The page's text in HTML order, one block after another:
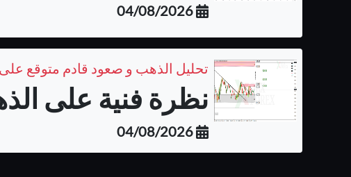
04/08/2026
تحليل الذهب و صعود قادم متوقع
نظرة فنية على
04/08/2026